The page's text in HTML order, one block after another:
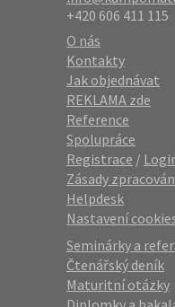
+420 606 411 115
O nás
Kontakty
Jak objednávat
REKLAMA zde
Reference
Spolupráce
Registrace /
Zásady
Helpdesk
Nastavení
Seminárky a
Čtenářský deník
Maturitní otázky